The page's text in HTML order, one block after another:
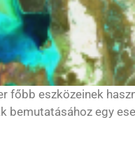
főbb eszközeinek
egy